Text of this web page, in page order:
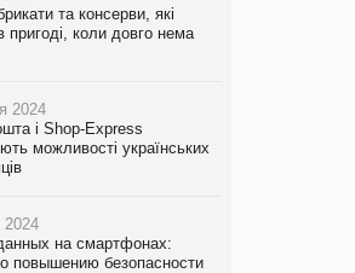
та консерви, які
пригоді, коли довго нема
2024
і Shop-Express
можливості українських
2024
на смартфонах:
повышению безопасности